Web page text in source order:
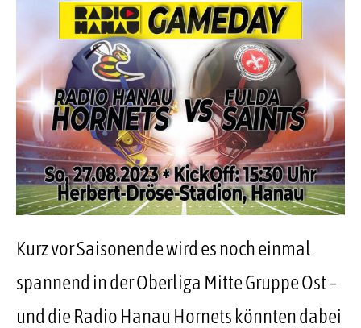
Kurz vor Saisonende wird es noch einmal
spannend in der Oberliga Mitte Gruppe Ost –
und die Radio Hanau Hornets könnten dabei